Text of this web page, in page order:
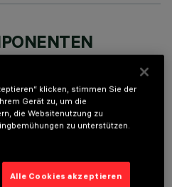
klicken, stimmen Sie der
Gerät zu, um die
die Websitenutzung zu
zu unterstützen.
Alle Cookies akzeptieren